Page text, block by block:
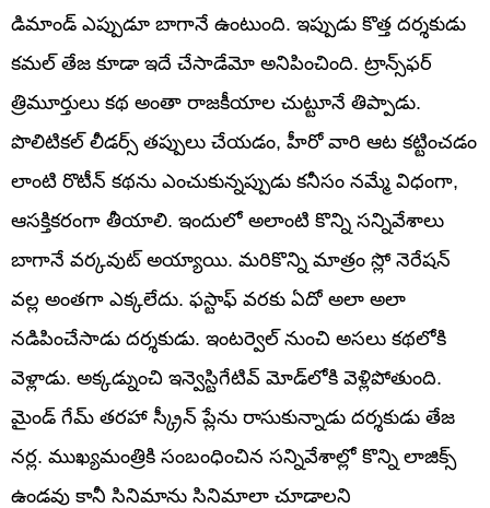
డిమాండ్ ఎప్పుడూ బాగానే ఉంటుంది. ఇప్పుడు కొత్త దర్శకుడు
కమల్ తేజ కూడా ఇదే చేసాడేమో అనిపించింది. ట్రాన్స్‌ఫర్
త్రిమూర్తులు కథ అంతా రాజకీయాల చుట్టూనే తిప్పాడు.
పొలిటికల్ లీడర్స్ తప్పులు చేయడం, హీరో వారి ఆట కట్టించడం
లాంటి రొటీన్ కథను ఎంచుకున్నప్పుడు కనీసం నమ్మే విధంగా,
ఆసక్తికరంగా తీయాలి. ఇందులో అలాంటి కొన్ని సన్నివేశాలు
బాగానే వర్కవుట్ అయ్యాయి. మరికొన్ని మాత్రం స్లో నెరేషన్
వల్ల అంతగా ఎక్కలేదు. ఫస్టాఫ్ వరకు ఏదో అలా అలా
నడిపించేసాడు దర్శకుడు. ఇంటర్వెల్‌ నుంచి అసలు కథలోకి
వెళ్లాడు. అక్కడ్నుంచి ఇన్వెస్టిగేటివ్ మోడ్‌లోకి వెళ్లిపోతుంది.
మైండ్ గేమ్ తరహా స్క్రీన్ ప్లేను రాసుకున్నాడు దర్శకుడు తేజ
నర్ల. ముఖ్యమంత్రికి సంబంధించిన సన్నివేశాల్లో కొన్ని లాజిక్స్
ఉండవు కానీ సినిమాను సినిమాలా చూడాలని